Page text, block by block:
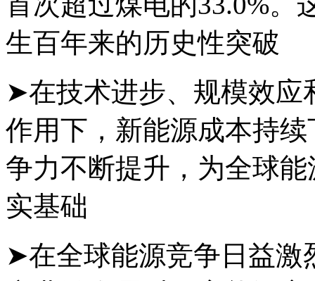
生百年来的历史性突破
➤在技术进步、规模效应
作用下，新能源成本持
争力不断提升，为全球
实基础
➤在全球能源竞争日益激